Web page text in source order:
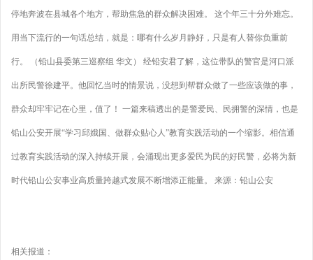
停地奔波在县城各个地方，帮助焦急的群众解决困难。 这个年三十分外难忘。
用当下流行的一句话总结，就是：哪有什么岁月静好，只是有人替你负重前
行。 （铅山县委第三巡察组 华文） 经铅安君了解，这位带队的警官是河口派
出所民警徐建平。他回忆当时的情景说，没想到帮群众做了一些应该做的事，
群众却牢牢记在心里，值了！ 一篇来稿透出的是警爱民、民拥警的深情，也是
铅山公安开展“学习邱娥国、做群众贴心人”教育实践活动的一个缩影。相信通
过教育实践活动的深入持续开展，会涌现出更多爱民为民的好民警，必将为新
时代铅山公安事业高质量跨越式发展不断增添正能量。 来源：铅山公安
相关报道：